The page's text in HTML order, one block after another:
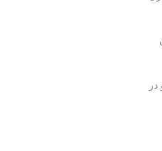
هزینه‌ای بین 400 تا 800 یورو در